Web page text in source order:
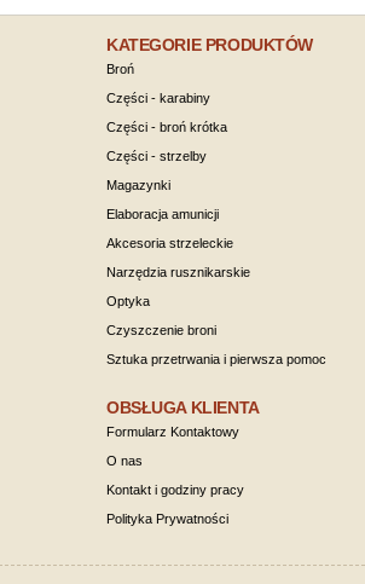
KATEGORIE PRODUKTÓW
Broń
Części - karabiny
Części - broń krótka
Części - strzelby
Magazynki
Elaboracja amunicji
Akcesoria strzeleckie
Narzędzia rusznikarskie
Optyka
Czyszczenie broni
Sztuka przetrwania i pierwsza pomoc
OBSŁUGA KLIENTA
Formularz Kontaktowy
O nas
Kontakt i godziny pracy
Polityka Prywatności